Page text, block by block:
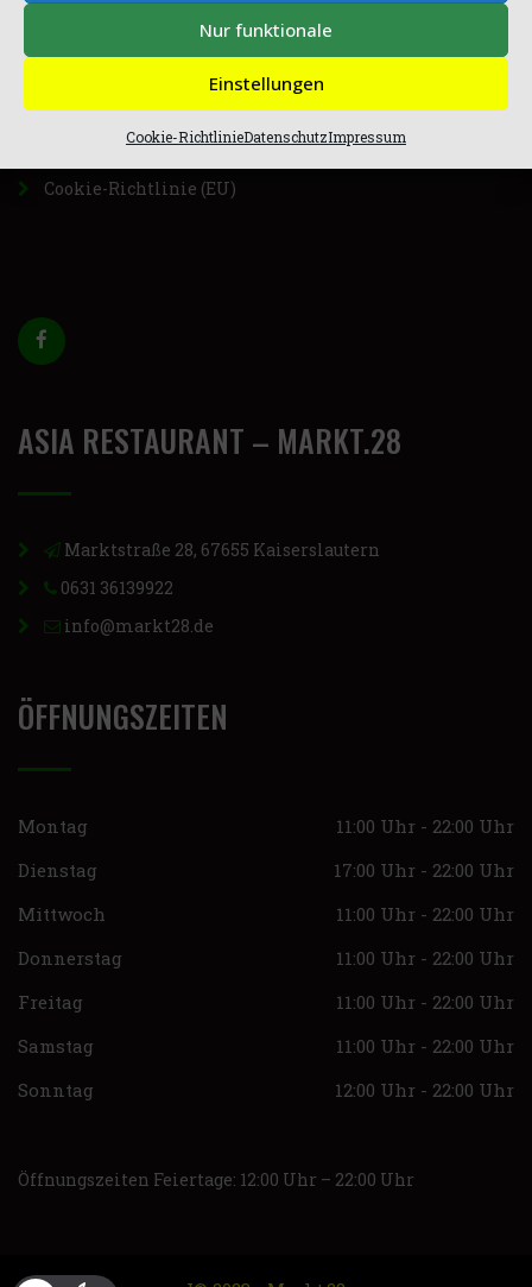
Nur funktionale
Einstellungen
Cookie-RichtlinieDatenschutzImpressum
Impressum
Datenschutz
Cookie-Richtlinie (EU)
ASIA RESTAURANT – MARKT.28
Marktstraße 28, 67655 Kaiserslautern
0631 36139922
info@markt28.de
ÖFFNUNGSZEITEN
Montag
11:00 Uhr - 22:00 Uhr
Dienstag
17:00 Uhr - 22:00 Uhr
Mittwoch
11:00 Uhr - 22:00 Uhr
Donnerstag
11:00 Uhr - 22:00 Uhr
Freitag
11:00 Uhr - 22:00 Uhr
Samstag
11:00 Uhr - 22:00 Uhr
Sonntag
12:00 Uhr - 22:00 Uhr
Öffnungszeiten Feiertage: 12:00 Uhr – 22:00 Uhr